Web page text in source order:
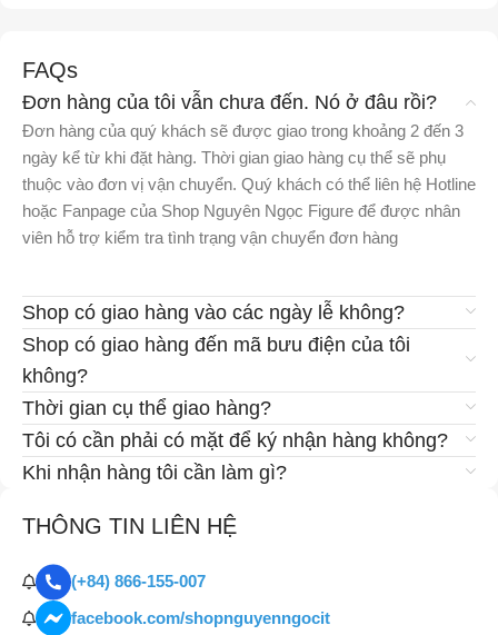
FAQs
Đơn hàng của tôi vẫn chưa đến. Nó ở đâu rồi?
Đơn hàng của quý khách sẽ được giao trong khoảng 2 đến 3
ngày kể từ khi đặt hàng. Thời gian giao hàng cụ thể sẽ phụ
thuộc vào đơn vị vận chuyển. Quý khách có thể liên hệ Hotline
hoặc Fanpage của Shop Nguyên Ngọc Figure để được nhân
viên hỗ trợ kiểm tra tình trạng vận chuyển đơn hàng
Shop có giao hàng vào các ngày lễ không?
Shop có giao hàng đến mã bưu điện của tôi
không?
Thời gian cụ thể giao hàng?
Tôi có cần phải có mặt để ký nhận hàng không?
Khi nhận hàng tôi cần làm gì?
THÔNG TIN LIÊN HỆ
(+84) 866-155-007
facebook.com/shopnguyenngocit